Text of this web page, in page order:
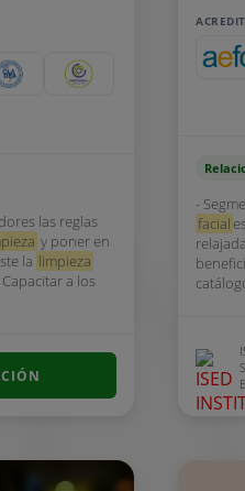
las reglas
y poner en
la limpieza
a los
-
facial